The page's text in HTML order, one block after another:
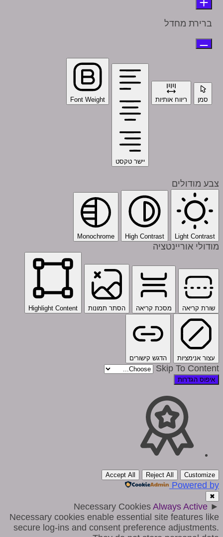
ברירת מחדל
סמן ריווח אותיות
יישר טקסט
Font Weight
צבע מודולים
Light Contrast
High Contrast
Monochrome
מודולי אוריינטציה
שורת קריאה מסכת קריאה הסתר תמונות Highlight Content
עצור אנימציות הדגש קישורים
Skip To Content
איפוס הגדרות
Customize
Reject All
Accept All
Powered by
✖
►
Necessary Cookies Always Active
Necessary cookies enable essential site features like
secure log-ins and consent preference adjustments.